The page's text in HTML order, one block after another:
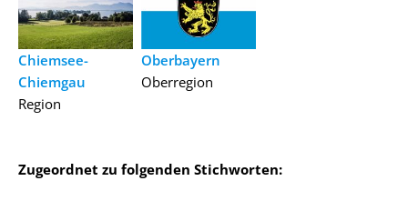
Chiemsee-
Chiemgau
Region
Oberbayern
Oberregion
Zugeordnet zu folgenden Stichworten: